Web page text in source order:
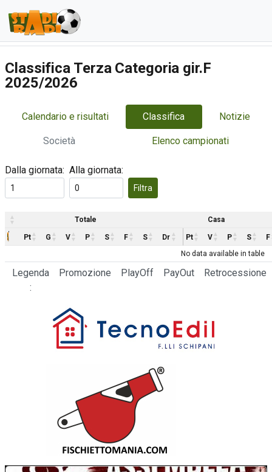
Classifica Terza Categoria gir.F
2025/2026
Calendario e risultati Classifica Notizie
Società Elenco campionati
Dalla giornata: Alla giornata:
Filtra
Totale Casa
Pt G V P S F S Dr Pt V P S
F
No data available in table
Legenda
:
Promozione PlayOff PayOut Retrocessione